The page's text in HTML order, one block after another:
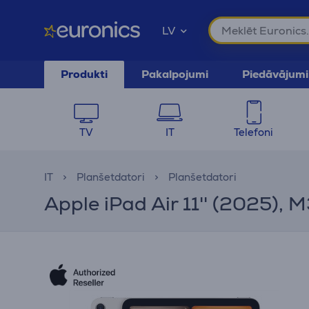
LV
Produkti Pakalpojumi Piedāvājumi
TV IT Telefoni
IT Planšetdatori Planšetdatori
Apple iPad Air 11'' (2025),